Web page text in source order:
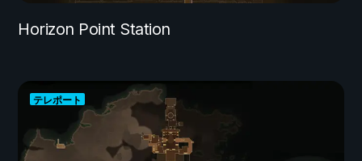
Horizon Point Station
テレポート